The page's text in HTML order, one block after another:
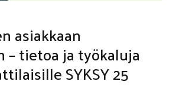
asiakkaan
tietoa ja työkaluja
SYKSY 25